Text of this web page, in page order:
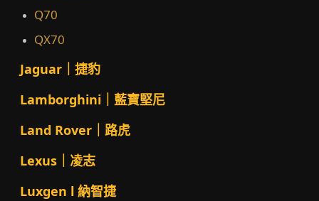
Q70
QX70
Jaguar｜捷豹
Lamborghini｜藍寶堅尼
Land Rover｜路虎
Lexus｜凌志
Luxgen l 納智捷